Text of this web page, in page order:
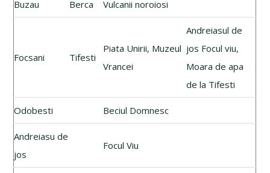
Buzau Berca Vulcanii noroiosi
Focsani Tifesti
Piata Unirii, Muzeul
Vrancei
Andreiasul de
jos Focul viu,
Moara de apa
de la Tifesti
Odobesti Beciul Domnesc
Andreiasu de
jos
Focul Viu